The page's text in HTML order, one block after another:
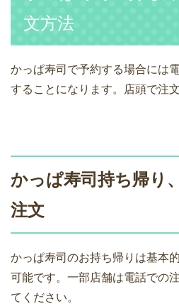
文方法
かっぱ寿司で予約する場合には
することになります。店頭で注
かっぱ寿司持ち帰り
注文
かっぱ寿司のお持ち帰りは基本
可能です。一部店舗は電話での
てください。